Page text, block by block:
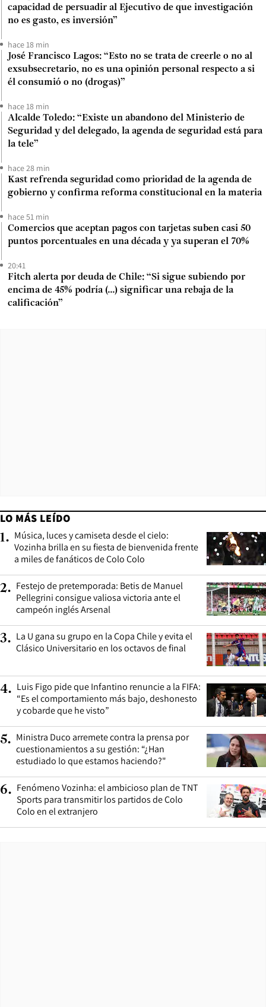
capacidad de persuadir al Ejecutivo de que investigación
no es gasto, es inversión”
hace 18 min
José Francisco Lagos: “Esto no se trata de creerle o no al
exsubsecretario, no es una opinión personal respecto a si
él consumió o no (drogas)”
hace 18 min
Alcalde Toledo: “Existe un abandono del Ministerio de
Seguridad y del delegado, la agenda de seguridad está para
la tele”
hace 28 min
Kast refrenda seguridad como prioridad de la agenda de
gobierno y confirma reforma constitucional en la materia
hace 51 min
Comercios que aceptan pagos con tarjetas suben casi 50
puntos porcentuales en una década y ya superan el 70%
20:41
Fitch alerta por deuda de Chile: “Si sigue subiendo por
encima de 45% podría (...) significar una rebaja de la
calificación”
LO MÁS LEÍDO
1. Música, luces y camiseta desde el cielo:
Vozinha brilla en su fiesta de bienvenida frente
a miles de fanáticos de Colo Colo
2. Festejo de pretemporada: Betis de Manuel
Pellegrini consigue valiosa victoria ante el
campeón inglés Arsenal
3. La U gana su grupo en la Copa Chile y evita el
Clásico Universitario en los octavos de final
4. Luis Figo pide que Infantino renuncie a la FIFA:
“Es el comportamiento más bajo, deshonesto
y cobarde que he visto”
5. Ministra Duco arremete contra la prensa por
cuestionamientos a su gestión: “¿Han
estudiado lo que estamos haciendo?"
6. Fenómeno Vozinha: el ambicioso plan de TNT
Sports para transmitir los partidos de Colo
Colo en el extranjero